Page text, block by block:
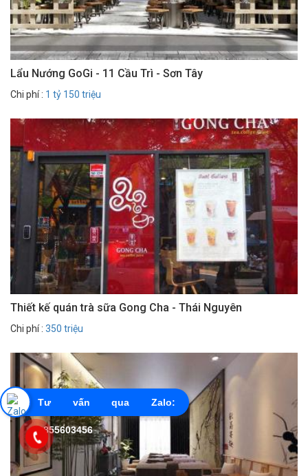
Lẩu Nướng GoGi - 11 Cầu Trì - Sơn Tây
Chi phí : 1 tỷ 150 triệu
Thiết kế quán trà sữa Gong Cha - Thái Nguyên
Chi phí : 350 triệu
Tư vấn qua Zalo:
0855603456